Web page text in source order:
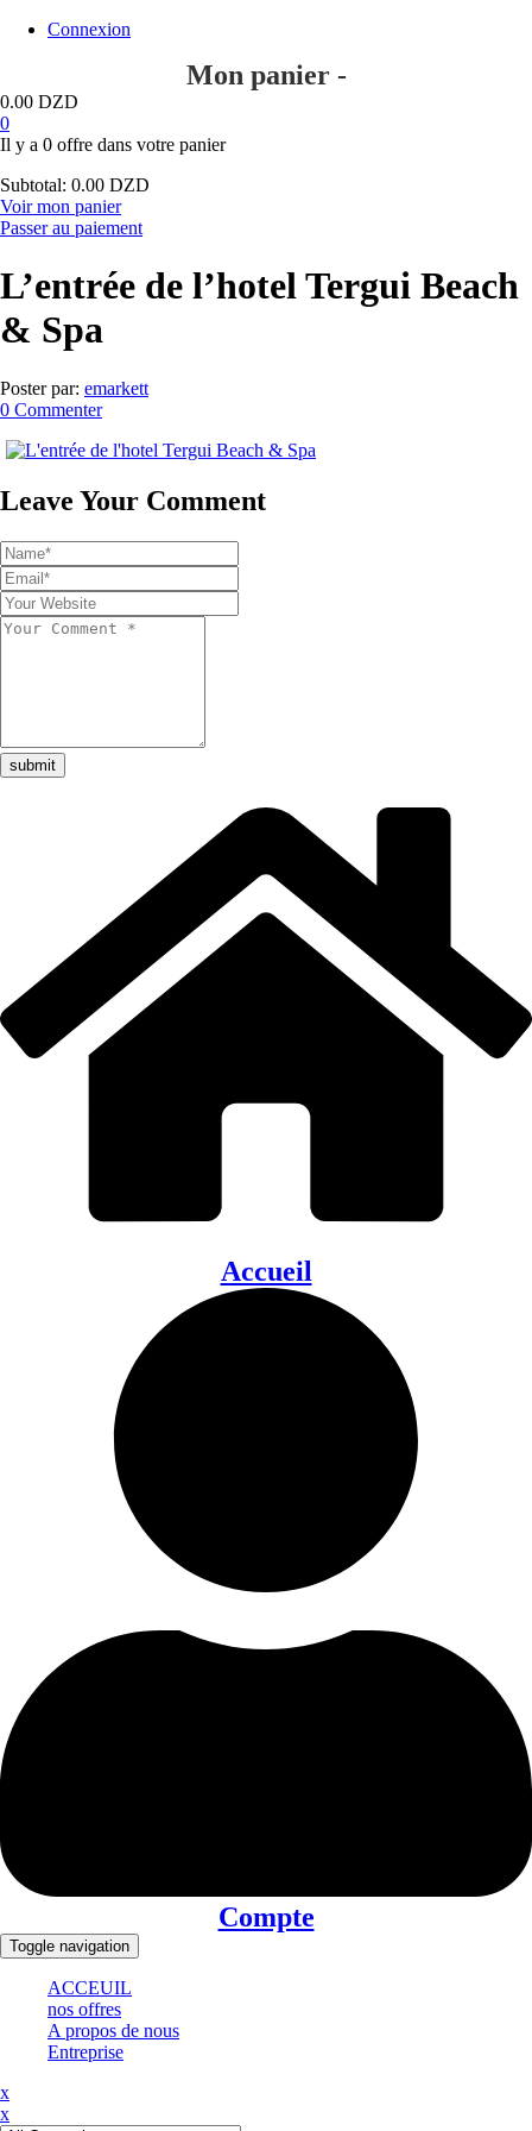
Connexion
Mon panier -
0.00 DZD
0
Il y a 0 offre dans votre panier
Subtotal: 0.00 DZD
Voir mon panier
Passer au paiement
L’entrée de l’hotel Tergui Beach
& Spa
Poster par: emarkett
0 Commenter
Leave Your Comment
submit
Accueil
Compte
Toggle navigation
ACCEUIL
nos offres
A propos de nous
Entreprise
x
x